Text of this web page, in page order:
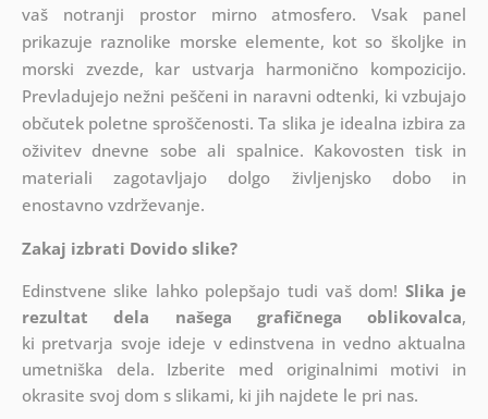
vaš notranji prostor mirno atmosfero. Vsak panel
prikazuje raznolike morske elemente, kot so školjke in
morski zvezde, kar ustvarja harmonično kompozicijo.
Prevladujejo nežni peščeni in naravni odtenki, ki vzbujajo
občutek poletne sproščenosti. Ta slika je idealna izbira za
oživitev dnevne sobe ali spalnice. Kakovosten tisk in
materiali zagotavljajo dolgo življenjsko dobo in
enostavno vzdrževanje.
Zakaj izbrati Dovido slike?
Edinstvene slike lahko polepšajo tudi vaš dom! Slika je
rezultat dela našega grafičnega oblikovalca,
ki pretvarja svoje ideje v edinstvena in vedno aktualna
umetniška dela. Izberite med originalnimi motivi in
okrasite svoj dom s slikami, ki jih najdete le pri nas.